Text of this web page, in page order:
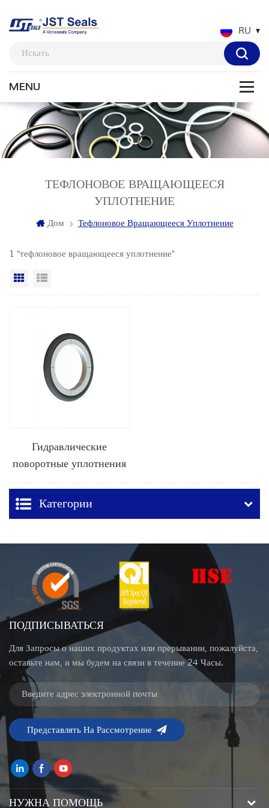
RU
ТЕФЛОНОВОЕ ВРАЩАЮЩЕЕСЯ
УПЛОТНЕНИЕ
Дом Тефлоновое Вращающееся Уплотнение
1 "тефлоновое вращающееся уплотнение"
Вид сетки
Гидравлические
поворотные уплотнения
из ПТФЭ
Категории
ПОДПИСЫВАТЬСЯ
Для Запросы о наших продуктах или прерывании, пожалуйста,
оставьте нам, и мы будем на связи в течение 24 Часы.
НУЖНА ПОМОЩЬ